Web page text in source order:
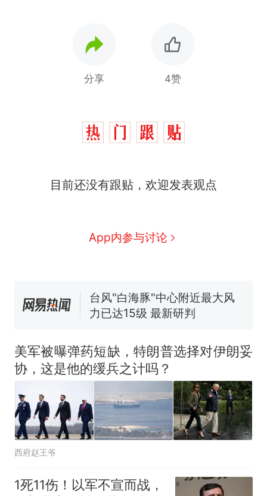
分享 4赞
目前还没有跟贴，欢迎发表观点
App内参与讨论
因老师一句“跟我回家”改写了
人生
协会回应
美国渔民钓获鲨鱼徒手将其拽
佛山一中学招聘物理教师，笔
核查
力已达15级 最新研判
热
那个在床头放菜刀的女孩，
美军被曝弹药短缺，特朗普选择对伊朗妥
协，这是他的缓兵之计吗？
西府赵王爷
1死11伤！以军不宣而战，